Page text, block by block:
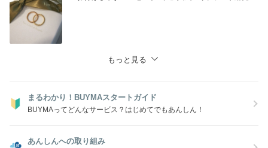
もっと見る
まるわかり！BUYMAスタートガイド
BUYMAってどんなサービス？はじめてでもあんしん！
あんしんへの取り組み